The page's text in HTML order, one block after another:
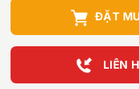
ĐẶT
LIÊN